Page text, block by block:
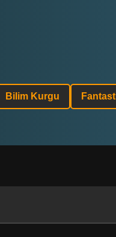
Bilim Kurgu